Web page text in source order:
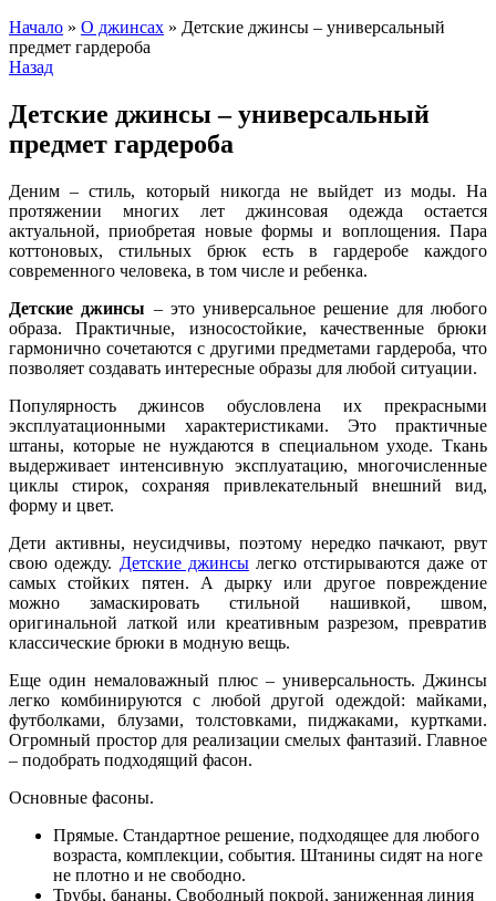
Начало » О джинсах » Детские джинсы – универсальный
предмет гардероба
Назад
Детские джинсы – универсальный
предмет гардероба
Деним – стиль, который никогда не выйдет из моды. На
протяжении многих лет джинсовая одежда остается
актуальной, приобретая новые формы и воплощения. Пара
коттоновых, стильных брюк есть в гардеробе каждого
современного человека, в том числе и ребенка.
Детские джинсы – это универсальное решение для любого
образа. Практичные, износостойкие, качественные брюки
гармонично сочетаются с другими предметами гардероба, что
позволяет создавать интересные образы для любой ситуации.
Популярность джинсов обусловлена их прекрасными
эксплуатационными характеристиками. Это практичные
штаны, которые не нуждаются в специальном уходе. Ткань
выдерживает интенсивную эксплуатацию, многочисленные
циклы стирок, сохраняя привлекательный внешний вид,
форму и цвет.
Дети активны, неусидчивы, поэтому нередко пачкают, рвут
свою одежду. Детские джинсылегко отстирываются даже от
самых стойких пятен. А дырку или другое повреждение
можно замаскировать стильной нашивкой, швом,
оригинальной латкой или креативным разрезом, превратив
классические брюки в модную вещь.
Еще один немаловажный плюс – универсальность. Джинсы
легко комбинируются с любой другой одеждой: майками,
футболками, блузами, толстовками, пиджаками, куртками.
Огромный простор для реализации смелых фантазий. Главное
– подобрать подходящий фасон.
Основные фасоны.
Прямые. Стандартное решение, подходящее для любого
возраста, комплекции, события. Штанины сидят на ноге
не плотно и не свободно.
Трубы, бананы. Свободный покрой, заниженная линия